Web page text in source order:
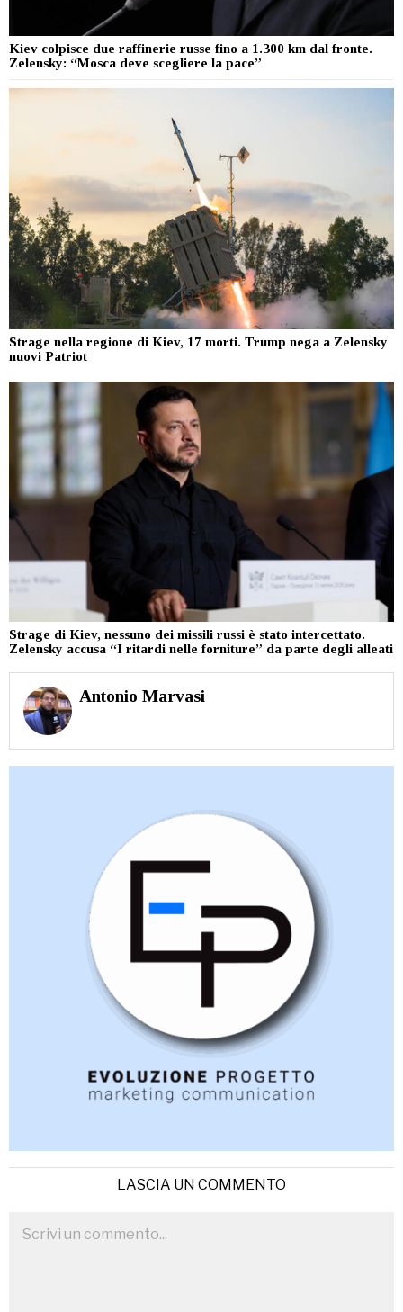
Kiev colpisce due raffinerie russe fino a 1.300 km dal fronte.
Zelensky: “Mosca deve scegliere la pace”
Strage nella regione di Kiev, 17 morti. Trump nega a Zelensky
nuovi Patriot
Strage di Kiev, nessuno dei missili russi è stato intercettato.
Zelensky accusa “I ritardi nelle forniture” da parte degli alleati
Antonio Marvasi
LASCIA UN COMMENTO